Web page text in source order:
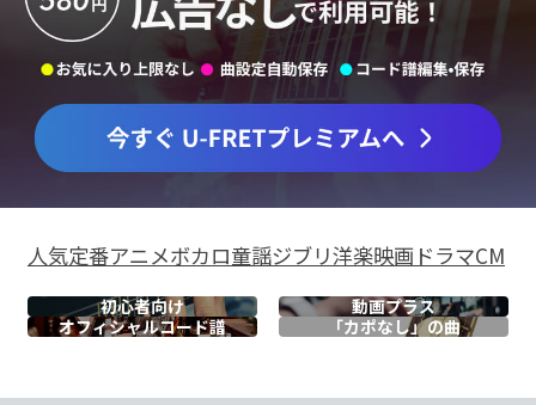
人気定番アニメボカロ童謡ジブリ洋楽映画ドラマCM
初心者向け
動画プラス
オフィシャルコード譜 「カポなし」の曲